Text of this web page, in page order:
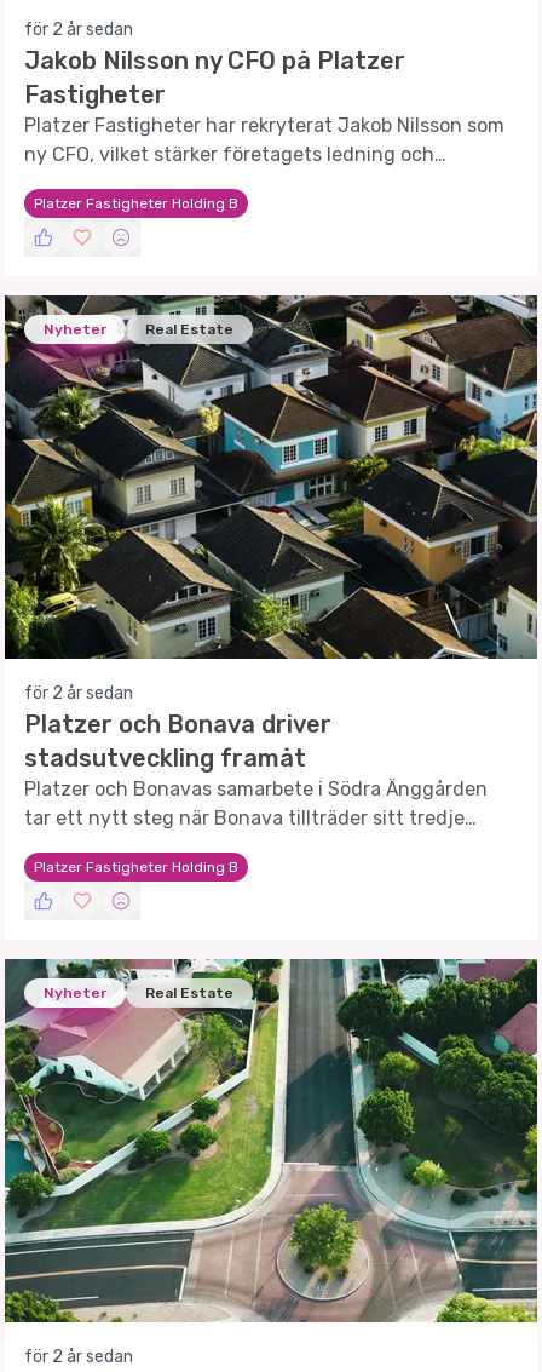
för 2 år sedan
Jakob Nilsson ny CFO på Platzer
Fastigheter
Platzer Fastigheter har rekryterat Jakob Nilsson som
ny CFO, vilket stärker företagets ledning och
framtida tillväxt.
Platzer Fastigheter Holding B
Nyheter Real Estate
för 2 år sedan
Platzer och Bonava driver
stadsutveckling framåt
Platzer och Bonavas samarbete i Södra Änggården
tar ett nytt steg när Bonava tillträder sitt tredje
kvarter.
Platzer Fastigheter Holding B
Nyheter Real Estate
för 2 år sedan